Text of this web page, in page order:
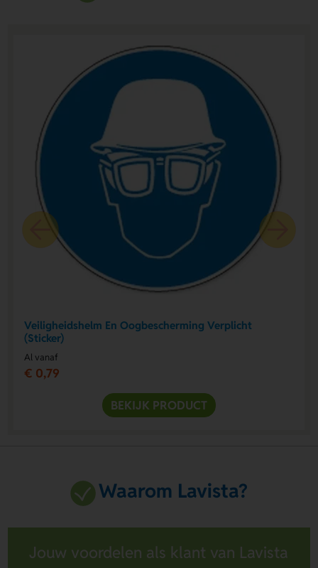
Veiligheidshelm En Oogbescherming Verplicht
(Sticker)
Al vanaf
€ 0,79
BEKIJK PRODUCT
Waarom Lavista?
Jouw voordelen als klant van Lavista